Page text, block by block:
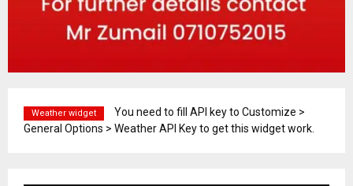
Weather widget
You need to fill API key to Customize >
General Options > Weather API Key to get this widget work.